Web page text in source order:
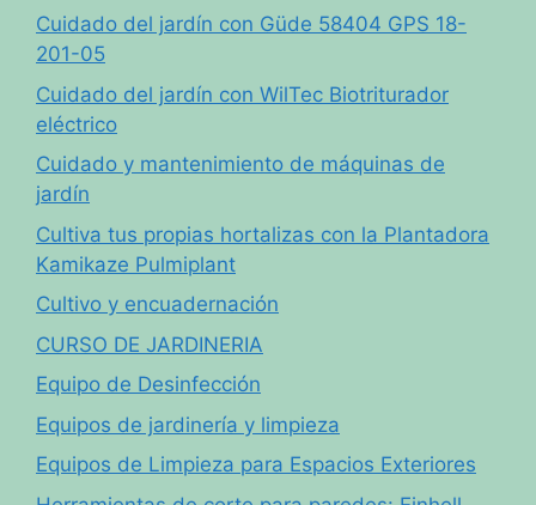
Cuidado del jardín con Güde 58404 GPS 18-
201-05
Cuidado del jardín con WilTec Biotriturador
eléctrico
Cuidado y mantenimiento de máquinas de
jardín
Cultiva tus propias hortalizas con la Plantadora
Kamikaze Pulmiplant
Cultivo y encuadernación
CURSO DE JARDINERIA
Equipo de Desinfección
Equipos de jardinería y limpieza
Equipos de Limpieza para Espacios Exteriores